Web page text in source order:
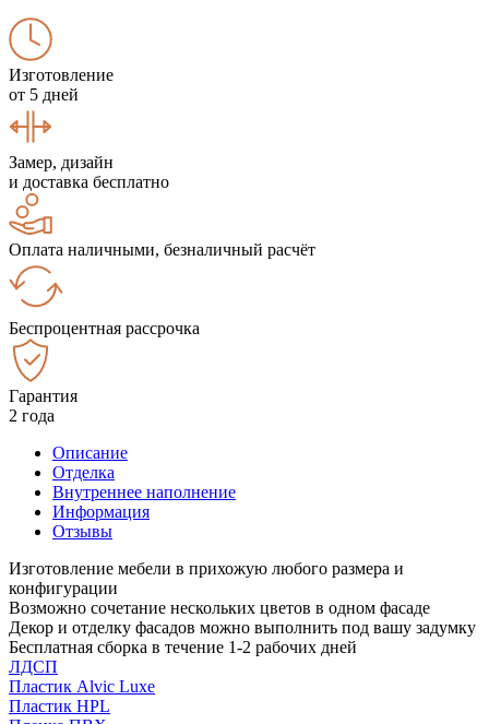
Изготовление
от 5 дней
Замер, дизайн
и доставка бесплатно
Оплата наличными, безналичный расчёт
Беспроцентная рассрочка
Гарантия
2 года
Описание
Отделка
Внутреннее наполнение
Информация
Отзывы
Изготовление мебели в прихожую любого размера и
конфигурации
Возможно сочетание нескольких цветов в одном фасаде
Декор и отделку фасадов можно выполнить под вашу задумку
Бесплатная сборка в течение 1-2 рабочих дней
ЛДСП
Пластик Alvic Luxe
Пластик HPL